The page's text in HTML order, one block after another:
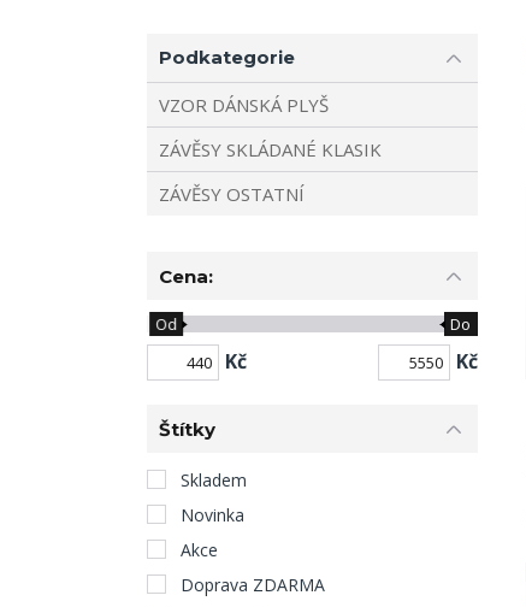
Podkategorie
VZOR DÁNSKÁ PLYŠ
ZÁVĚSY SKLÁDANÉ KLASIK
ZÁVĚSY OSTATNÍ
Cena:
Kč
Od Do
Kč
Štítky
Skladem
Novinka
Akce
Doprava ZDARMA